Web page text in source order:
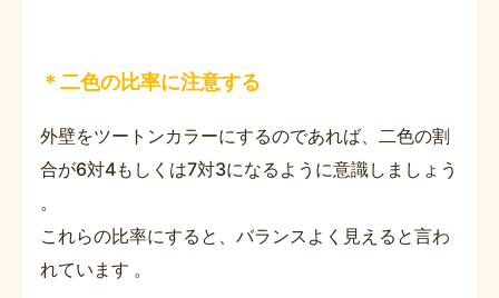
＊二色の比率に注意する
外壁をツートンカラーにするのであれば、二色の割
合が6対4もしくは7対3になるように意識しましょう
。
これらの比率にすると、バランスよく見えると言わ
れています 。